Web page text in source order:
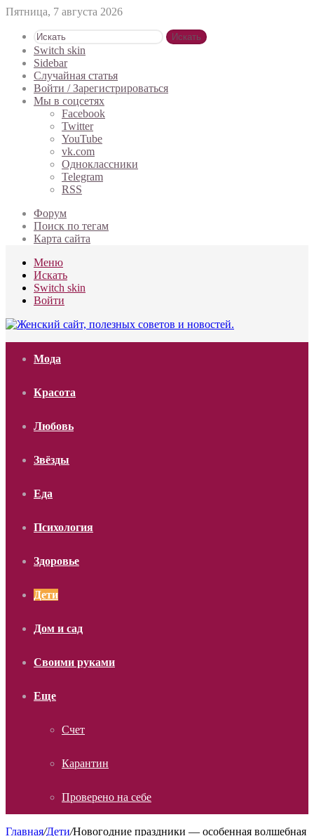
Пятница, 7 августа 2026
Искать
Switch skin
Sidebar
Случайная статья
Войти / Зарегистрироваться
Мы в соцсетях
Facebook
Twitter
YouTube
vk.com
Одноклассники
Telegram
RSS
Форум
Поиск по тегам
Карта сайта
Меню
Искать
Switch skin
Войти
Мода
Красота
Любовь
Звёзды
Еда
Психология
Здоровье
Дети
Дом и сад
Своими руками
Еще
Счет
Карантин
Проверено на себе
Главная/Дети/Новогодние праздники — особенная волшебная